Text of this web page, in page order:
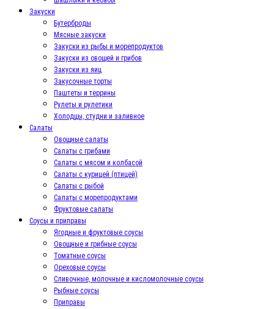
Закуски
Бутерброды
Мясные закуски
Закуски из рыбы и морепродуктов
Закуски из овощей и грибов
Закуски из яиц
Закусочные торты
Паштеты и террины
Рулеты и рулетики
Холодцы, студни и заливное
Салаты
Овощные салаты
Салаты с грибами
Салаты с мясом и колбасой
Салаты с курицей (птицей)
Салаты с рыбой
Салаты с морепродуктами
Фруктовые салаты
Соусы и приправы
Ягодные и фруктовые соусы
Овощные и грибные соусы
Томатные соусы
Ореховые соусы
Сливочные, молочные и кисломолочные соусы
Рыбные соусы
Приправы